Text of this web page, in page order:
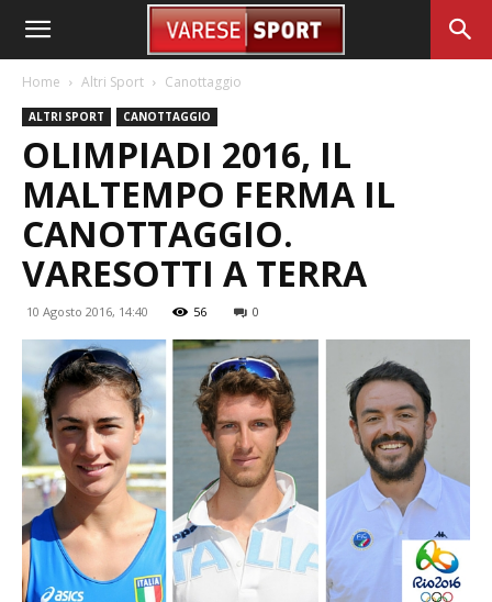
Home Altri Sport Canottaggio
ALTRI SPORT CANOTTAGGIO
OLIMPIADI 2016, IL
MALTEMPO FERMA IL
CANOTTAGGIO.
VARESOTTI A TERRA
10 Agosto 2016, 14:40 56 0